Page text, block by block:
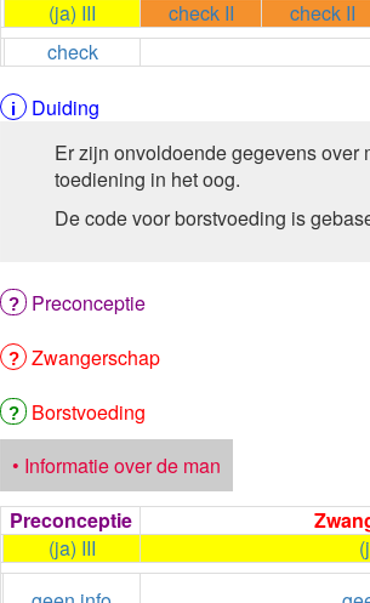
(ja) III
check II check II
check
Duiding
Er zijn onvoldoende gegevens
toediening in het oog.
De code voor borstvoeding is
Preconceptie
Zwangerschap
Borstvoeding
• Informatie over de man
Preconceptie
(ja) III